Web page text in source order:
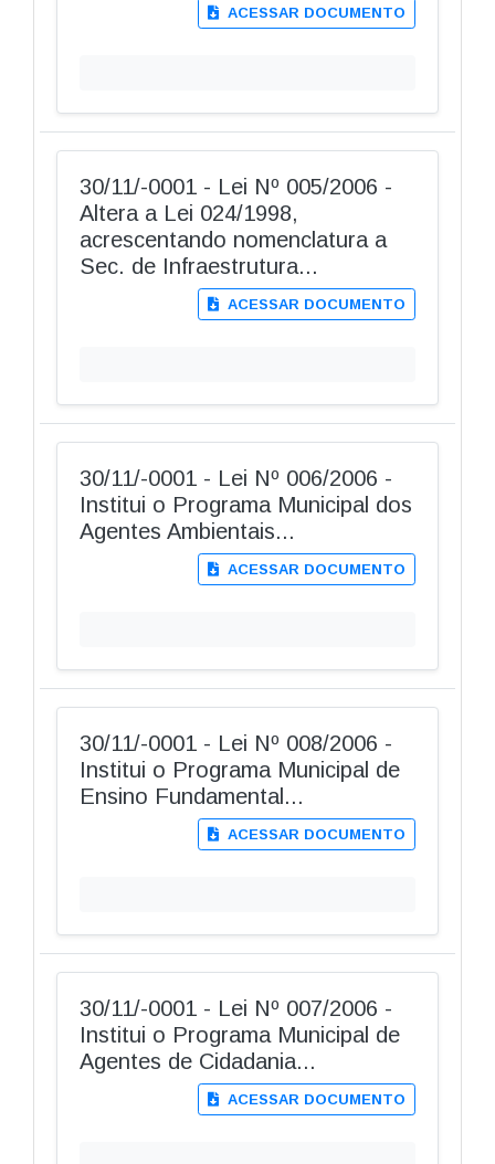
ACESSAR DOCUMENTO
30/11/-0001 - Lei Nº 005/2006 -
Altera a Lei 024/1998,
acrescentando nomenclatura a
Sec. de Infraestrutura...
ACESSAR DOCUMENTO
30/11/-0001 - Lei Nº 006/2006 -
Institui o Programa Municipal dos
Agentes Ambientais...
ACESSAR DOCUMENTO
30/11/-0001 - Lei Nº 008/2006 -
Institui o Programa Municipal de
Ensino Fundamental...
ACESSAR DOCUMENTO
30/11/-0001 - Lei Nº 007/2006 -
Institui o Programa Municipal de
Agentes de Cidadania...
ACESSAR DOCUMENTO